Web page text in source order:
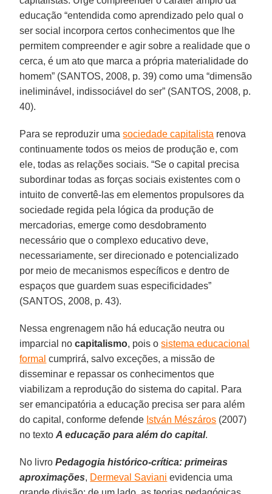
educação “entendida como aprendizado pelo qual o
ser social incorpora certos conhecimentos que lhe
permitem compreender e agir sobre a realidade que o
cerca, é um ato que marca a própria materialidade do
homem” (SANTOS, 2008, p. 39) como uma “dimensão
ineliminável, indissociável do ser” (SANTOS, 2008, p.
40).
Para se reproduzir umasociedade capitalista renova
continuamente todos os meios de produção e, com
ele, todas as relações sociais. “Se o capital precisa
subordinar todas as forças sociais existentes com o
intuito de convertê-las em elementos propulsores da
sociedade regida pela lógica da produção de
mercadorias, emerge como desdobramento
necessário que o complexo educativo deve,
necessariamente, ser direcionado e potencializado
por meio de mecanismos específicos e dentro de
espaços que guardem suas especificidades”
(SANTOS, 2008, p. 43).
Nessa engrenagem não há educação neutra ou
imparcial nocapitalismo, pois osistema educacional
formal cumprirá, salvo exceções, a missão de
disseminar e repassar os conhecimentos que
viabilizam a reprodução do sistema do capital. Para
ser emancipatória a educação precisa ser para além
do capital, conforme defende István Mészáros (2007)
no textoA educação para além do capital.
No livroPedagogia histórico-crítica: primeiras
aproximações, Dermeval Saviani evidencia uma